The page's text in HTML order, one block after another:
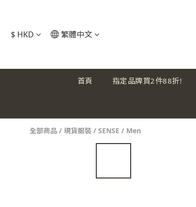
$ HKD 繁體中文
首頁 指定品牌買2件88折!
全部商品 / 現貨服裝 / SENSE / Men